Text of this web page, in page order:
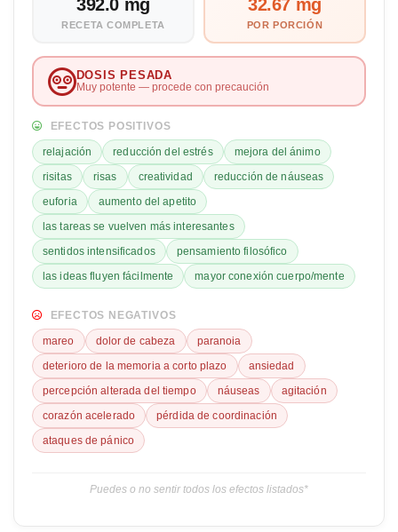
392.0 mg
RECETA COMPLETA
32.67 mg
POR PORCIÓN
DOSIS PESADA
Muy potente — procede con precaución
EFECTOS POSITIVOS
relajación reducción del estrés
mejora del ánimo
risitas
risas creatividad
reducción de náuseas
euforia
aumento del apetito
las tareas se vuelven más interesantes
sentidos intensificados
pensamiento filosófico
las ideas fluyen fácilmente
mayor conexión cuerpo/mente
EFECTOS NEGATIVOS
mareo dolor de cabeza
paranoia
deterioro de la memoria a corto plazo
ansiedad
percepción alterada del tiempo
náuseas
agitación
corazón acelerado
pérdida de coordinación
ataques de pánico
Puedes o no sentir todos los efectos listados*